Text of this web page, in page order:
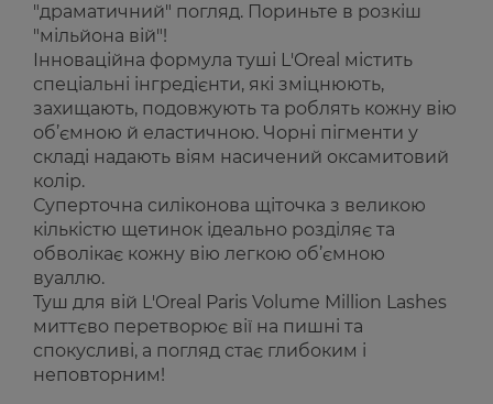
"драматичний" погляд. Пориньте в розкіш
"мільйона вій"!
Інноваційна формула туші L'Oreal містить
спеціальні інгредієнти, які зміцнюють,
захищають, подовжують та роблять кожну вію
об’ємною й еластичною. Чорні пігменти у
складі надають віям насичений оксамитовий
колір.
Суперточна силіконова щіточка з великою
кількістю щетинок ідеально розділяє та
обволікає кожну вію легкою об’ємною
вуаллю.
Туш для вій L'Oreal Paris Volume Million Lashes
миттєво перетворює вії на пишні та
спокусливі, а погляд стає глибоким і
неповторним!